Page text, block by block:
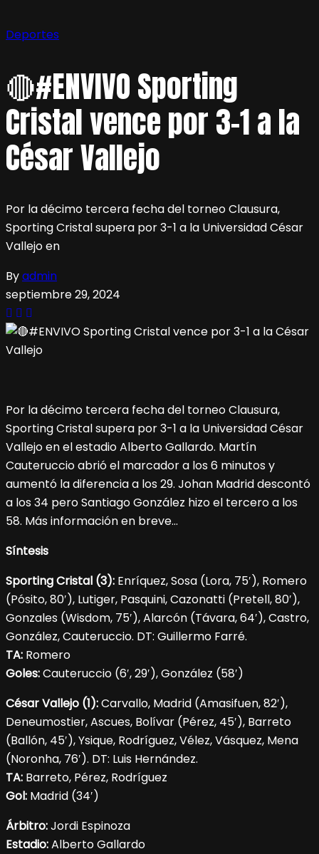
Deportes
🔴#ENVIVO Sporting
Cristal vence por 3-1 a la
César Vallejo
Por la décimo tercera fecha del torneo Clausura,
Sporting Cristal supera por 3-1 a la Universidad César
Vallejo en
Byadmin
septiembre 29, 2024
Por la décimo tercera fecha del torneo Clausura,
Sporting Cristal supera por 3-1 a la Universidad César
Vallejo en el estadio Alberto Gallardo. Martín
Cauteruccio abrió el marcador a los 6 minutos y
aumentó la diferencia a los 29. Johan Madrid descontó
a los 34 pero Santiago González hizo el tercero a los
58. Más información en breve…
Síntesis
Sporting Cristal (3): Enríquez, Sosa (Lora, 75′), Romero
(Pósito, 80′), Lutiger, Pasquini, Cazonatti (Pretell, 80′),
Gonzales (Wisdom, 75′), Alarcón (Távara, 64′), Castro,
González, Cauteruccio. DT: Guillermo Farré.
TA: Romero
Goles:Cauteruccio (6′, 29′), González (58′)
César Vallejo (1):Carvallo, Madrid (Amasifuen, 82′),
Deneumostier, Ascues, Bolívar (Pérez, 45′), Barreto
(Ballón, 45′), Ysique, Rodríguez, Vélez, Vásquez, Mena
(Noronha, 76′). DT: Luis Hernández.
TA: Barreto, Pérez, Rodríguez
Gol: Madrid (34′)
Árbitro:Jordi Espinoza
Estadio:Alberto Gallardo